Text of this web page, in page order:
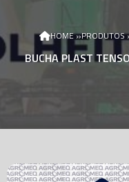
HOME»PRODUTOS
BUCHA PLAST